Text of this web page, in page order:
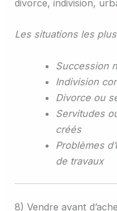
divorce, indivision,
Les situations les
Succession
Indivision
Divorce ou
Servitudes
créés
Problèmes
de travaux
8) Vendre avant